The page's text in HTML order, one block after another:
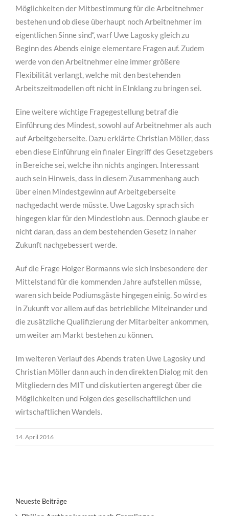
Möglichkeiten der Mitbestimmung für die Arbeitnehmer
bestehen und ob diese überhaupt noch Arbeitnehmer im
eigentlichen Sinne sind“, warf Uwe Lagosky gleich zu
Beginn des Abends einige elementare Fragen auf. Zudem
werde von den Arbeitnehmer eine immer größere
Flexibilität verlangt, welche mit den bestehenden
Arbeitszeitmodellen oft nicht in EInklang zu bringen sei.
Eine weitere wichtige Fragegestellung betraf die
Einführung des Mindest, sowohl auf Arbeitnehmer als auch
auf Arbeitgeberseite. Dazu erklärte Christian Möller, dass
eben diese Einführung ein finaler Eingriff des Gesetzgebers
in Bereiche sei, welche ihn nichts angingen. Interessant
auch sein Hinweis, dass in diesem Zusammenhang auch
über einen Mindestgewinn auf Arbeitgeberseite
nachgedacht werde müsste. Uwe Lagosky sprach sich
hingegen klar für den Mindestlohn aus. Dennoch glaube er
nicht daran, dass an dem bestehenden Gesetz in naher
Zukunft nachgebessert werde.
Auf die Frage Holger Bormanns wie sich insbesondere der
Mittelstand für die kommenden Jahre aufstellen müsse,
waren sich beide Podiumsgäste hingegen einig. So wird es
in Zukunft vor allem auf das betriebliche Miteinander und
die zusätzliche Qualifizierung der Mitarbeiter ankommen,
um weiter am Markt bestehen zu können.
Im weiteren Verlauf des Abends traten Uwe Lagosky und
Christian Möller dann auch in den direkten Dialog mit den
Mitgliedern des MIT und diskutierten angeregt über die
Möglichkeiten und Folgen des gesellschaftlichen und
wirtschaftlichen Wandels.
14. April 2016
Neueste Beiträge